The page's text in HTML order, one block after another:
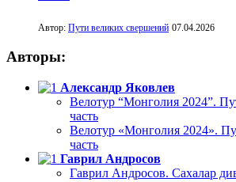
Автор: Пути великих свершений 07.04.2026
Авторы:
Александр Яковлев
Велотур “Монголия 2024”.
часть
Велотур «Монголия 2024».
часть
Гаврил Андросов
Гаврил Андросов. Сахалар